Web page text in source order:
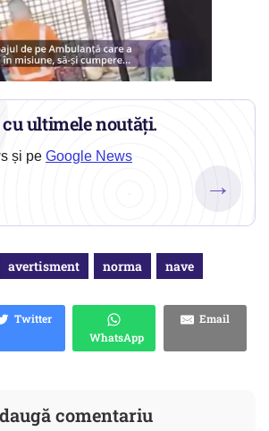
ultimele noutăți.
și pe Google News
→
avertisment norma nave
Twitter
WhatsApp
Email
comentariu